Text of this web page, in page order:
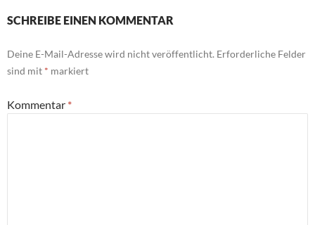
SCHREIBE EINEN KOMMENTAR
Deine E-Mail-Adresse wird nicht veröffentlicht. Erforderliche Felder
sind mit * markiert
Kommentar *